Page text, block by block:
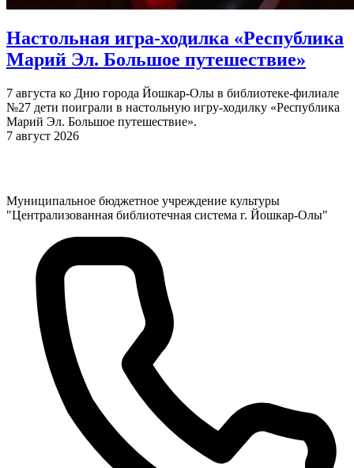
Настольная игра-ходилка «Республика
Марий Эл. Большое путешествие»
7 августа ко Дню города Йошкар-Олы в библиотеке-филиале
№27 дети поиграли в настольную игру-ходилку «Республика
Марий Эл. Большое путешествие».
7 август 2026
Муниципальное бюджетное учреждение культуры
"Централизованная библиотечная система г. Йошкар-Олы"